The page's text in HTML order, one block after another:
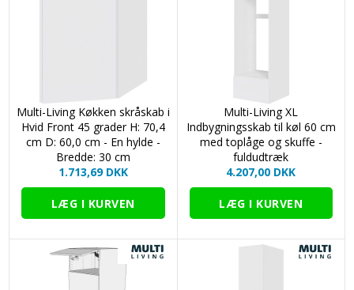
Multi-Living Køkken skråskab i
Hvid Front 45 grader H: 70,4
cm D: 60,0 cm - En hylde -
Bredde: 30 cm
1.713,69 DKK
Multi-Living XL
Indbygningsskab til køl 60 cm
med toplåge og skuffe -
fuldudtræk
4.207,00 DKK